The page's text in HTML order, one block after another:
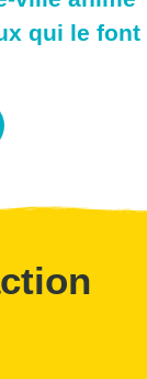
qui le font